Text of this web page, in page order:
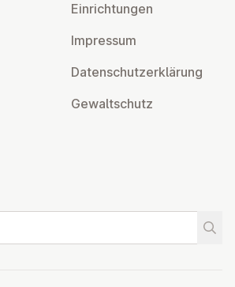
Ein­rich­tun­gen
Impressum
Da­ten­schutz­er­klä­rung
Ge­walt­schutz